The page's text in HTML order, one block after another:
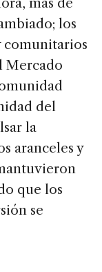
los
comunitarios
Mercado
del
la
aranceles y
que los
se